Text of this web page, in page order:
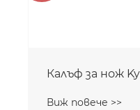
Калъф за нож
Виж повече >>